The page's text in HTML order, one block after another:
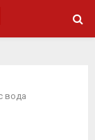
вода